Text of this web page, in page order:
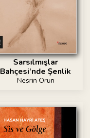
Sarsılmışlar
Bahçesi’nde Şenlik
Nesrin Orun